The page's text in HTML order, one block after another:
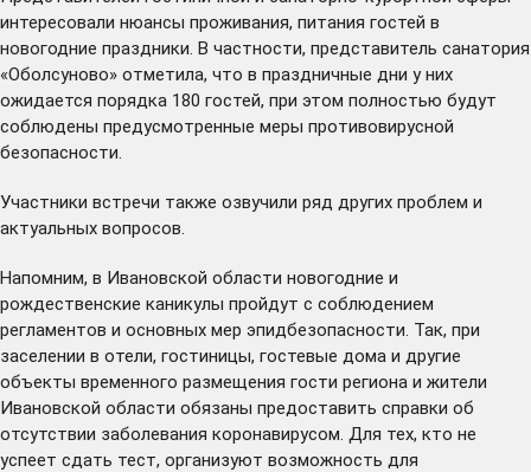
интересовали нюансы проживания, питания гостей в
новогодние праздники. В частности, представитель санатория
«Оболсуново» отметила, что в праздничные дни у них
ожидается порядка 180 гостей, при этом полностью будут
соблюдены предусмотренные меры противовирусной
безопасности.
Участники встречи также озвучили ряд других проблем и
актуальных вопросов.
Напомним, в Ивановской области новогодние и
рождественские каникулы пройдут с соблюдением
регламентов и основных мер эпидбезопасности. Так, при
заселении в отели, гостиницы, гостевые дома и другие
объекты временного размещения гости региона и жители
Ивановской области обязаны предоставить справки об
отсутствии заболевания коронавирусом. Для тех, кто не
успеет сдать тест, организуют возможность для